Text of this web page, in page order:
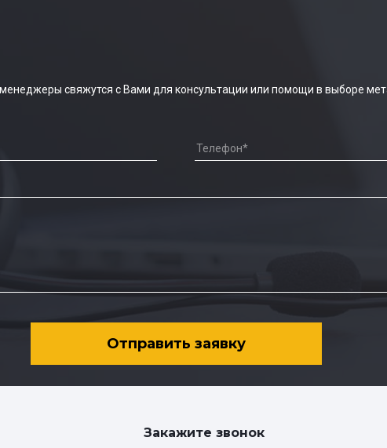
свяжутся с Вами для консультации или помощи в выборе
Отправить заявку
Закажите звонок